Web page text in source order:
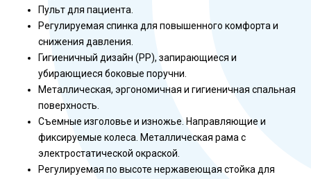
Пульт для пациента.
Регулируемая спинка для повышенного комфорта и
снижения давления.
Гигиеничный дизайн (PP), запирающиеся и
убирающиеся боковые поручни.
Металлическая, эргономичная и гигиеничная спальная
поверхность.
Съемные изголовье и изножье. Направляющие и
фиксируемые колеса. Металлическая рама с
электростатической окраской.
Регулируемая по высоте нержавеющая стойка для